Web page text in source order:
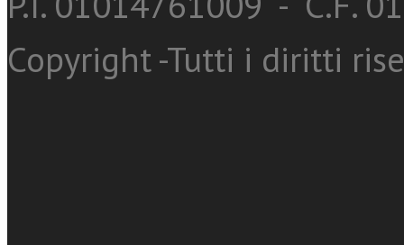
Copyright -Tutti i diritti